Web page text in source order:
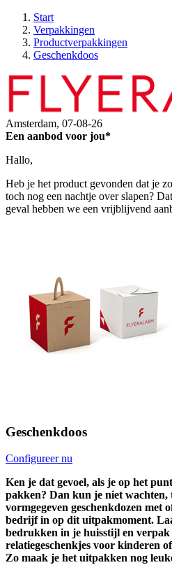
Start
Verpakkingen
Productverpakkingen
Geschenkdoos
Amsterdam, 07-08-26
Een aanbod voor jou*
Hallo,
Heb je het product gevonden dat je
toch nog een nachtje over slapen?
geval hebben we een vrijblijvend
Geschenkdoos
Configureer nu
Ken je dat gevoel, als je op het
pakken? Dan kun je niet wachten,
vormgegeven geschenkdozen met
bedrijf in op dit uitpakmoment.
bedrukken in je huisstijl en
relatiegeschenkjes voor kinderen
Zo maak je het uitpakken nog